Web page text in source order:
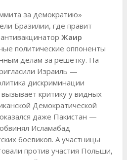
за демократию»
Бразилии, где правит
Жаир
политические оппоненты
делам за решетку. На
Израиль —
дискриминации
критику у видных
Демократической
даже Пакистан —
Исламабад
боевиков. А участницы
против участия Польши,